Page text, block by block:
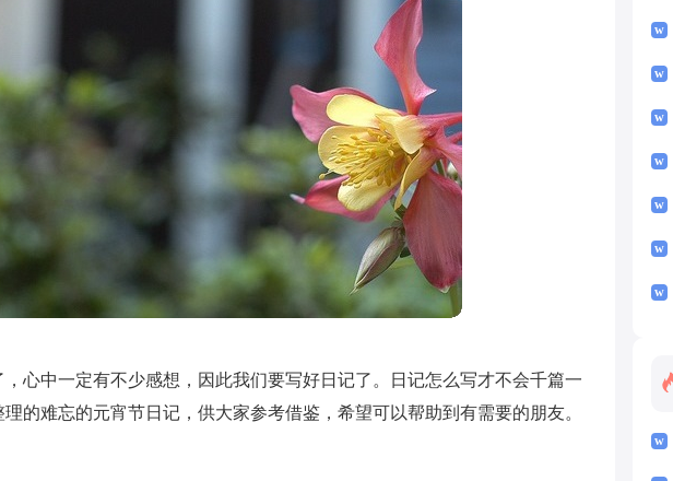
心中一定有不少感想，因此我们要写好日记了。日记怎么写才不会千篇一
的难忘的元宵节日记，供大家参考借鉴，希望可以帮助到有需要的朋友。